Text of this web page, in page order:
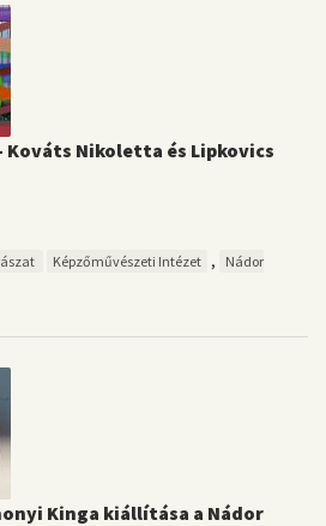
Nikoletta és Lipkovics
Képzőművészeti Intézet ,
Nádor
Kinga kiállítása a Nádor